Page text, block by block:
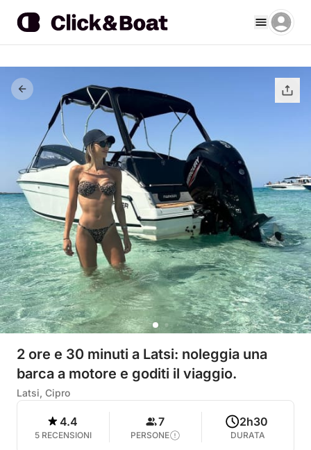
2 ore e 30 minuti a Latsi: noleggia una
barca a motore e goditi il viaggio.
Latsi, Cipro
4.4
5 RECENSIONI
7
PERSONE
2h30
DURATA